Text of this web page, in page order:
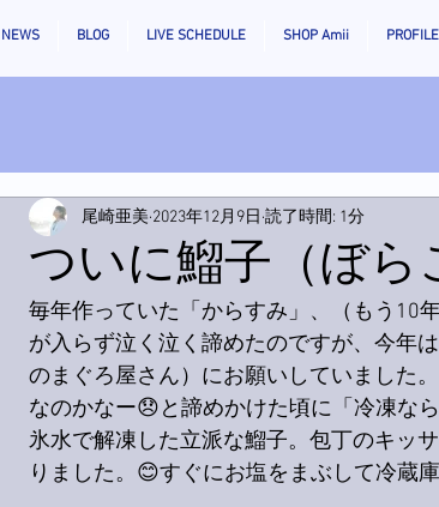
NEWS BLOG LIVE SCHEDULE SHOP Amii PROFILE
ついに鰡子（ぼら
尾崎亜美 2023年12月9日 読了時間: 1分
毎年作っていた「からすみ」、（もう10
が入らず泣く泣く諦めたのですが、今年
のまぐろ屋さん）にお願いしていました
なのかなー😞と諦めかけた頃に「冷凍な
氷水で解凍した立派な鰡子。包丁のキッ
りました。😊すぐにお塩をまぶして冷蔵